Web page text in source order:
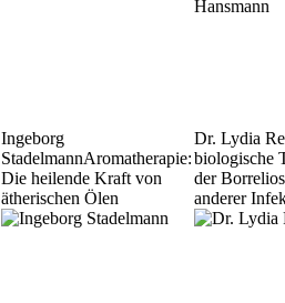
Ingeborg
StadelmannAromatherapie:
Die heilende Kraft von
ätherischen Ölen
Dr. Lydia
biologische
der
anderer